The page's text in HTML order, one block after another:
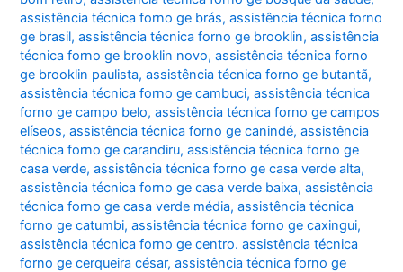
assistência técnica forno ge brás,assistência técnica forno
ge brasil,assistência técnica forno ge brooklin,assistência
técnica forno ge brooklin novo,assistência técnica forno
ge brooklin paulista,assistência técnica forno ge butantã,
assistência técnica forno ge cambuci,assistência técnica
forno ge campo belo,assistência técnica forno ge campos
elíseos,assistência técnica forno ge canindé,assistência
técnica forno ge carandiru,assistência técnica forno ge
casa verde,assistência técnica forno ge casa verde alta,
assistência técnica forno ge casa verde baixa,assistência
técnica forno ge casa verde média,assistência técnica
forno ge catumbi,assistência técnica forno ge caxingui,
assistência técnica forno ge centro. assistência técnica
forno ge cerqueira césar,assistência técnica forno ge